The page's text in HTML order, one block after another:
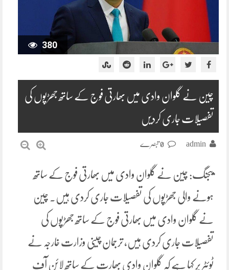
380
چین نے گلوان وادی میں بھارتی فوج کے ساتھ جھڑپوں کی
تفصیلات جاری کردیں
admin
بیجنگ: چین نے گلوان وادی میں بھارتی فوج کے ساتھ
ہونے والی جھڑپوں کی تفصیلات جاری کردی ہیں۔ چین
نے گلوان وادی میں بھارتی فوج کے ساتھ جھڑپوں کی
تفصیلات جاری کردی ہیں، ترجمان چینی وزارت خارجہ نے
ٹوئٹر پر کہا ہے کہ گلوان وادی بھارت کے ساتھ لائن آف